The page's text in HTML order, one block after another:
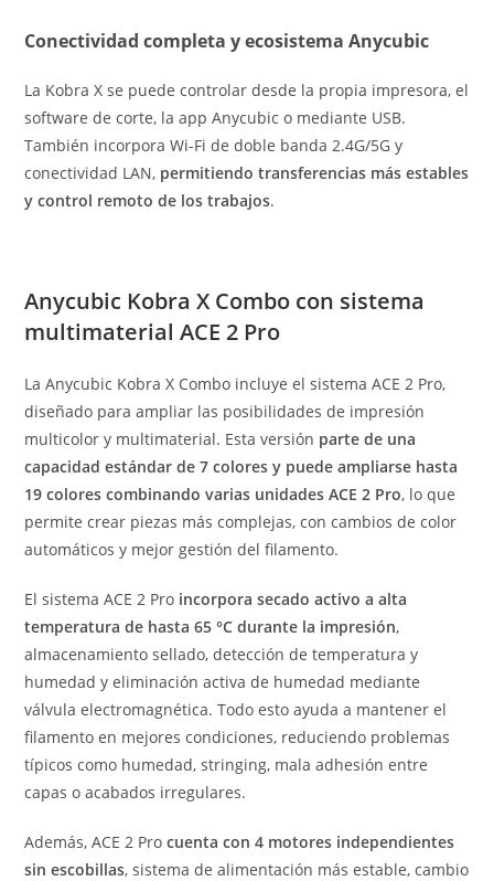
Conectividad completa y ecosistema Anycubic
La Kobra X se puede controlar desde la propia impresora, el
software de corte, la app Anycubic o mediante USB.
También incorpora Wi-Fi de doble banda 2.4G/5G y
conectividad LAN, permitiendo transferencias más estables
y control remoto de los trabajos.
Anycubic Kobra X Combo con sistema
multimaterial ACE 2 Pro
La Anycubic Kobra X Combo incluye el sistema ACE 2 Pro,
diseñado para ampliar las posibilidades de impresión
multicolor y multimaterial. Esta versión parte de una
capacidad estándar de 7 colores y puede ampliarse hasta
19 colores combinando varias unidades ACE 2 Pro, lo que
permite crear piezas más complejas, con cambios de color
automáticos y mejor gestión del filamento.
El sistema ACE 2 Pro incorpora secado activo a alta
temperatura de hasta 65 °C durante la impresión,
almacenamiento sellado, detección de temperatura y
humedad y eliminación activa de humedad mediante
válvula electromagnética. Todo esto ayuda a mantener el
filamento en mejores condiciones, reduciendo problemas
típicos como humedad, stringing, mala adhesión entre
capas o acabados irregulares.
Además, ACE 2 Procuenta con 4 motores independientes
sin escobillas, sistema de alimentación más estable, cambio